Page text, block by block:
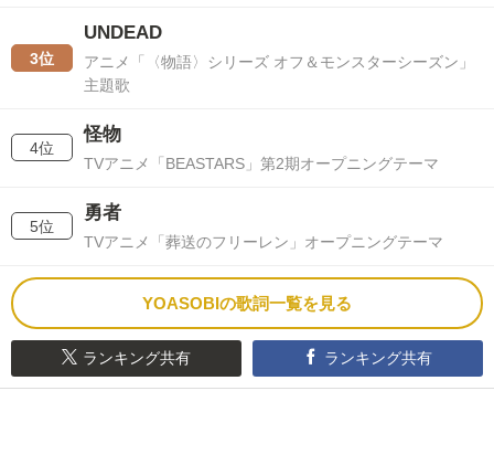
3位
UNDEAD
アニメ「〈物語〉シリーズ オフ＆モンスターシーズン」
主題歌
4位
怪物
TVアニメ「BEASTARS」第2期オープニングテーマ
5位
勇者
TVアニメ「葬送のフリーレン」オープニングテーマ
YOASOBIの歌詞一覧を見る
ランキング共有 ランキング共有